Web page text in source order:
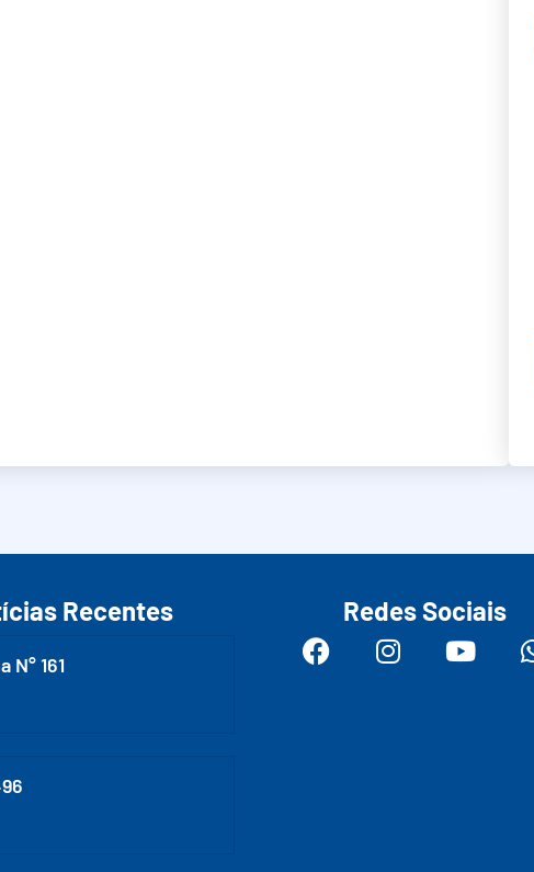
Recentes
N° 161
Redes Sociais